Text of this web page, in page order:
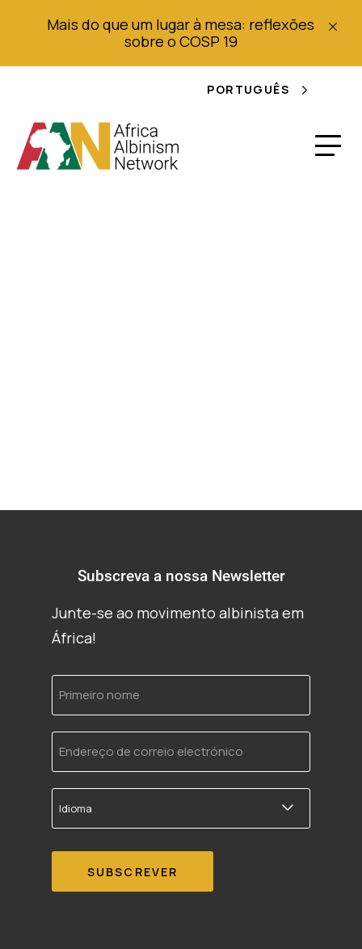
Mais do que um lugar à mesa: reflexões
sobre o COSP 19
PORTUGUÊS
Subscreva a nossa Newsletter
Junte-se ao movimento albinista em
África!
Primeiro
nome
Endereço
de
correio
electrónico
Idioma